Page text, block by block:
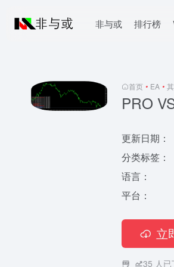
非与或 排行榜
首页 • EA •
PRO
更新日期：
分类标签：
语言：
平台：
立
35 人